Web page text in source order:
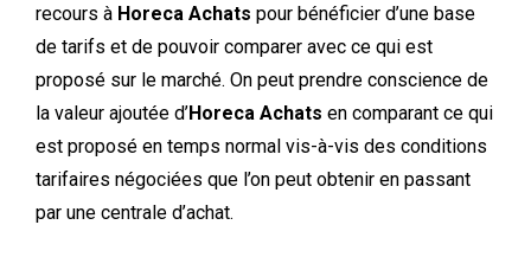
recours à Horeca Achats pour bénéficier d’une base
de tarifs et de pouvoir comparer avec ce qui est
proposé sur le marché. On peut prendre conscience de
la valeur ajoutée d’Horeca Achats en comparant ce qui
est proposé en temps normal vis-à-vis des conditions
tarifaires négociées que l’on peut obtenir en passant
par une centrale d’achat.